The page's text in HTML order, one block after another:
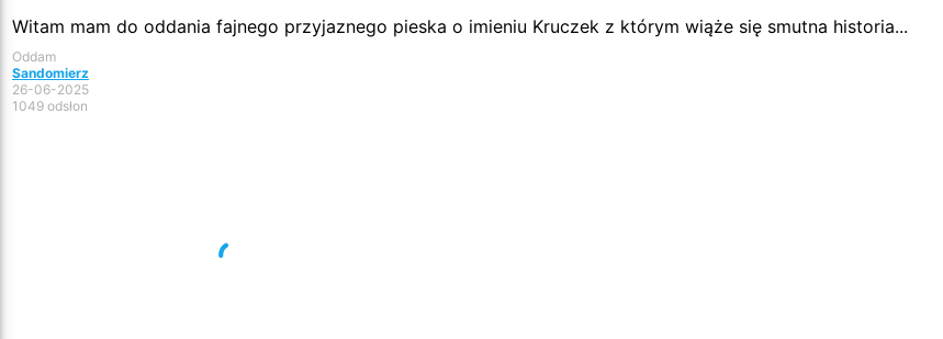
Witam mam do oddania fajnego przyjaznego pieska o imieniu Kruczek z którym wiąże się smutna historia...
Oddam
Sandomierz
26-06-2025
1049 odsłon